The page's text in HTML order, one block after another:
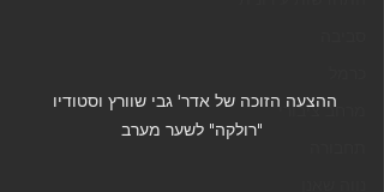
מרחב ציבורי
ההצעה הזוכה של אדר' גבי שוורץ וסטודיו
"רולקה" לשער מערב